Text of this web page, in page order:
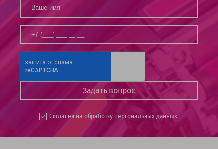
Согласен на обработку персональных данных